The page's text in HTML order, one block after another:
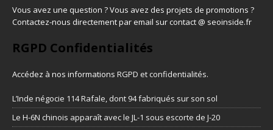
Vous avez une question ? Vous avez des projets de promotions ?
Contactez-nous directement par email sur contact @ seoinside.fr
RGPD Confidentialités
Accédez à nos informations RGPD et confidentialités.
L’Inde négocie 114 Rafale, dont 94 fabriqués sur son sol
Le H-6N chinois apparaît avec le JL-1 sous escorte de J-20